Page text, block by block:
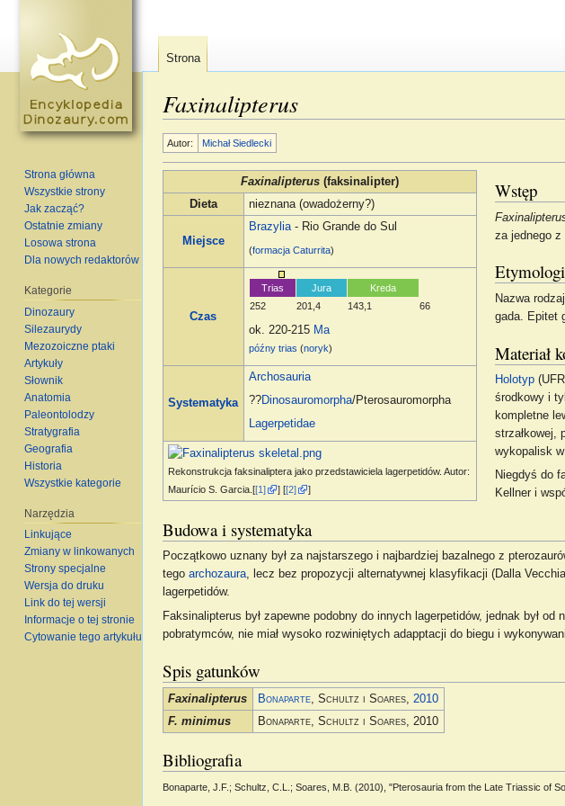
Faxinalipterus
Autor: Michał Siedlecki
Faxinalipterus(faksinalipter)
Dieta
nieznana (owadożerny?)
Miejsce
Brazylia- Rio Grande do Sul
(formacja Caturrita)
Czas
Trias
252
Jura
201,4
Kreda
143,1
66
ok. 220-215 Ma
późny trias (noryk)
Systematyka
Archosauria
??Dinosauromorpha/Pterosauromorpha
Lagerpetidae
Rekonstrukcja faksinaliptera jako przedstawiciela lagerpetidów. Autor:
Maurício S. Garcia.[[1] ] [[2] ]
Wstęp
za jednego z
Nazwa
gada. Epitet
Materiał
Holotyp
środkowy i
kompletne
strzałkowej,
wykopalisk
Niegdyś do
Kellner i
Budowa i systematyka
Początkowo uznany był za najstarszego i najbardziej bazalnego z
tego archozaura, lecz bez propozycji alternatywnej klasyfikacji (Dalla
lagerpetidów.
Faksinalipterus był zapewne podobny do innych lagerpetidów, jednak był
pobratymców, nie miał wysoko rozwiniętych adapptacji do biegu i
Spis gatunków
Faxinalipterus Bonaparte , Schultz i Soares, 2010
F. minimus
Bonaparte, Schultz i Soares, 2010
Bibliografia
Bonaparte, J.F.; Schultz, C.L.; Soares, M.B. (2010), "Pterosauria from the Late Triassic of
Strona
Strona główna
Wszystkie strony
Jak zacząć?
Ostatnie zmiany
Losowa strona
Dla nowych redaktorów
Kategorie
Dinozaury
Silezaurydy
Mezozoiczne ptaki
Artykuły
Słownik
Anatomia
Paleontolodzy
Stratygrafia
Geografia
Historia
Wszystkie kategorie
Narzędzia
Linkujące
Zmiany w linkowanych
Strony specjalne
Wersja do druku
Link do tej wersji
Informacje o tej stronie
Cytowanie tego artykułu